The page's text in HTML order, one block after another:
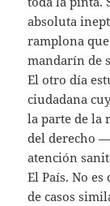
absoluta
ramplona
mandarín de
El otro día
ciudadana
la parte de la
del derecho
atención
El País. No
de casos